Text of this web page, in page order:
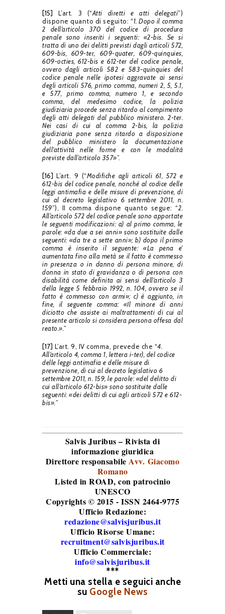
[15] L’art. 3 (“Atti diretti e atti delegati”)
dispone quanto di seguito: “1. Dopo il comma
2 dell’articolo 370 del codice di procedura
penale sono inseriti i seguenti: «2-bis. Se si
tratta di uno dei delitti previsti dagli articoli 572,
609-bis, 609-ter, 609-quater, 609-quinquies,
609-octies, 612-bis e 612-ter del codice penale,
ovvero dagli articoli 582 e 583-quinquies del
codice penale nelle ipotesi aggravate ai sensi
degli articoli 576, primo comma, numeri 2, 5, 5.1,
e 577, primo comma, numero 1, e secondo
comma, del medesimo codice, la polizia
giudiziaria procede senza ritardo al compimento
degli atti delegati dal pubblico ministero. 2-ter.
Nei casi di cui al comma 2-bis, la polizia
giudiziaria pone senza ritardo a disposizione
del pubblico ministero la documentazione
dell’attività nelle forme e con le modalità
previste dall’articolo 357»”.
[16] L’art. 9 (“Modifiche agli articoli 61, 572 e
612-bis del codice penale, nonché al codice delle
leggi antimafia e delle misure di prevenzione, di
cui al decreto legislativo 6 settembre 2011, n.
159”), II comma dispone quanto segue: “2.
All’articolo 572 del codice penale sono apportate
le seguenti modificazioni: a) al primo comma, le
parole: «da due a sei anni» sono sostituite dalle
seguenti: «da tre a sette anni»; b) dopo il primo
comma è inserito il seguente: «La pena e’
aumentata fino alla metà se il fatto è commesso
in presenza o in danno di persona minore, di
donna in stato di gravidanza o di persona con
disabilità come definita ai sensi dell’articolo 3
della legge 5 febbraio 1992, n. 104, ovvero se il
fatto è commesso con armi»; c) è aggiunto, in
fine, il seguente comma: «Il minore di anni
diciotto che assiste ai maltrattamenti di cui al
presente articolo si considera persona offesa dal
reato.».”
[17] L’art. 9, IV comma, prevede che “4.
All’articolo 4, comma 1, lettera i-ter), del codice
delle leggi antimafia e delle misure di
prevenzione, di cui al decreto legislativo 6
settembre 2011, n. 159, le parole: «del delitto di
cui all’articolo 612-bis» sono sostituite dalle
seguenti: «dei delitti di cui agli articoli 572 e 612-
bis».”
Salvis Juribus – Rivista di
informazione giuridica
Direttore responsabileAvv. Giacomo
Romano
Listed in ROAD, con patrocinio
UNESCO
Copyrights © 2015 - ISSN 2464-9775
Ufficio Redazione:
redazione@salvisjuribus.it
Ufficio Risorse Umane:
recruitment@salvisjuribus.it
Ufficio Commerciale:
info@salvisjuribus.it
***
Metti una stella e seguici anche
su Google News